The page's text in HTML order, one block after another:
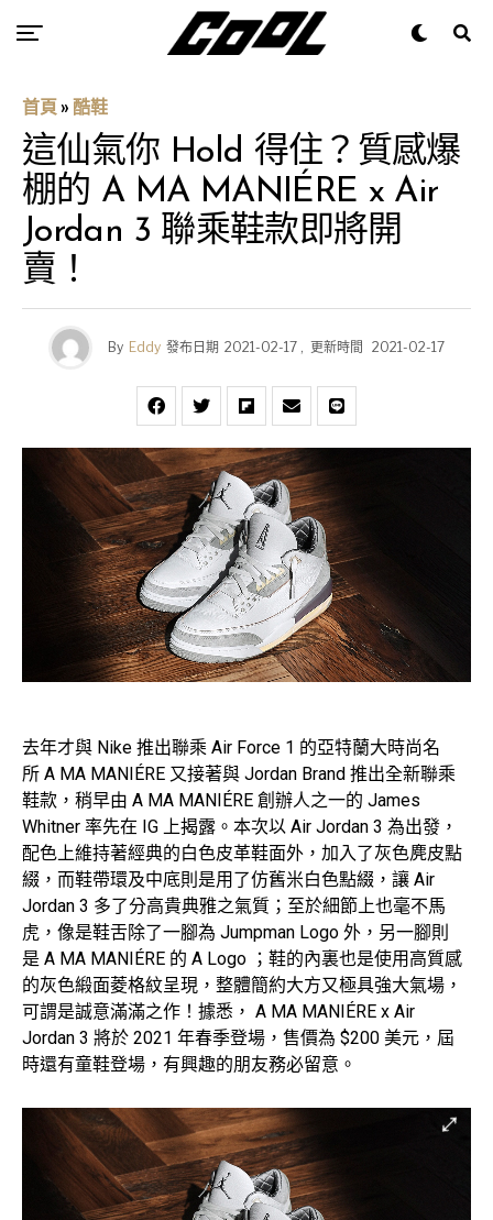
首頁 » 酷鞋
這仙氣你 Hold 得住？質感爆
棚的 A MA MANIÉRE x Air
Jordan 3 聯乘鞋款即將開
賣！
By Eddy 發布日期 2021-02-17 , 更新時間 2021-02-17
去年才與 Nike 推出聯乘 Air Force 1 的亞特蘭大時尚名
所 A MA MANIÉRE 又接著與 Jordan Brand 推出全新聯乘
鞋款，稍早由 A MA MANIÉRE 創辦人之一的 James
Whitner 率先在 IG 上揭露。本次以 Air Jordan 3 為出發，
配色上維持著經典的白色皮革鞋面外，加入了灰色麂皮點
綴，而鞋帶環及中底則是用了仿舊米白色點綴，讓 Air
Jordan 3 多了分高貴典雅之氣質；至於細節上也毫不馬
虎，像是鞋舌除了一腳為 Jumpman Logo 外，另一腳則
是 A MA MANIÉRE 的 A Logo ；鞋的內裏也是使用高質感
的灰色緞面菱格紋呈現，整體簡約大方又極具強大氣場，
可謂是誠意滿滿之作！據悉， A MA MANIÉRE x Air
Jordan 3 將於 2021 年春季登場，售價為 $200 美元，屆
時還有童鞋登場，有興趣的朋友務必留意。